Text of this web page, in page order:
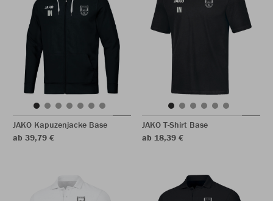
JAKO Kapuzenjacke Base
ab 39,79 €
JAKO T-Shirt Base
ab 18,39 €